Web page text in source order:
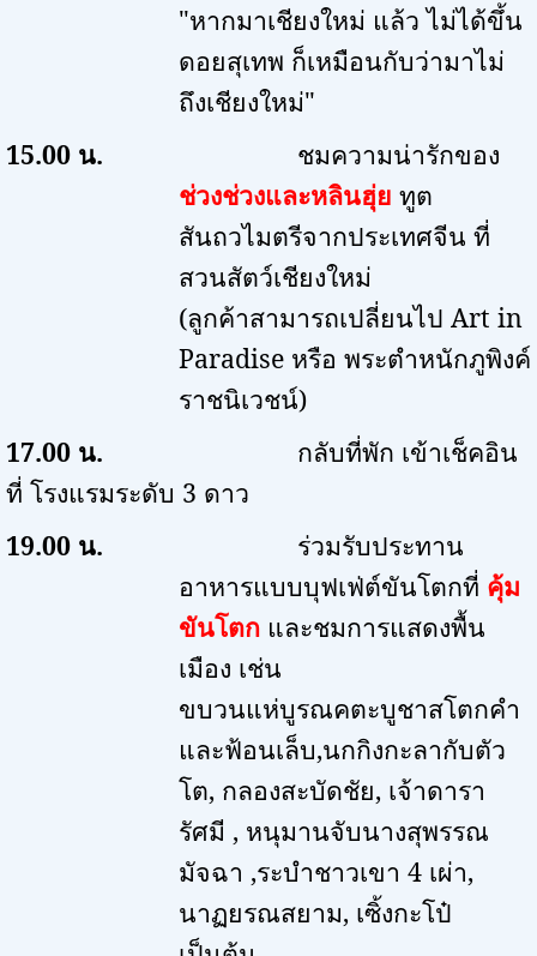
"หากมาเชียงใหม่ แล้ว ไม่ได้ขึ้น
ดอยสุเทพ ก็เหมือนกับว่ามาไม่
ถึงเชียงใหม่"
15.00 น.
ชมความน่ารักของ
ช่วงช่วงและหลินฮุ่ย ทูต
สันถวไมตรีจากประเทศจีน ที่
สวนสัตว์เชียงใหม่
(ลูกค้าสามารถเปลี่ยนไป Art in
Paradise หรือ พระตำหนักภูพิงค์
ราชนิเวชน์)
17.00 น.
กลับที่พัก เข้าเช็คอิน
ที่ โรงแรมระดับ 3 ดาว
19.00 น.
ร่วมรับประทาน
อาหารแบบบุฟเฟ่ต์ขันโตกที่ คุ้ม
ขันโตก และชมการแสดงพื้น
เมือง เช่น
ขบวนแห่บูรณคตะบูชาสโตกคำ
และฟ้อนเล็บ,นกกิงกะลากับตัว
โต, กลองสะบัดชัย, เจ้าดารา
รัศมี , หนุมานจับนางสุพรรณ
มัจฉา ,ระบำชาวเขา 4 เผ่า,
นาฏยรณสยาม, เซิ้งกะโป๋